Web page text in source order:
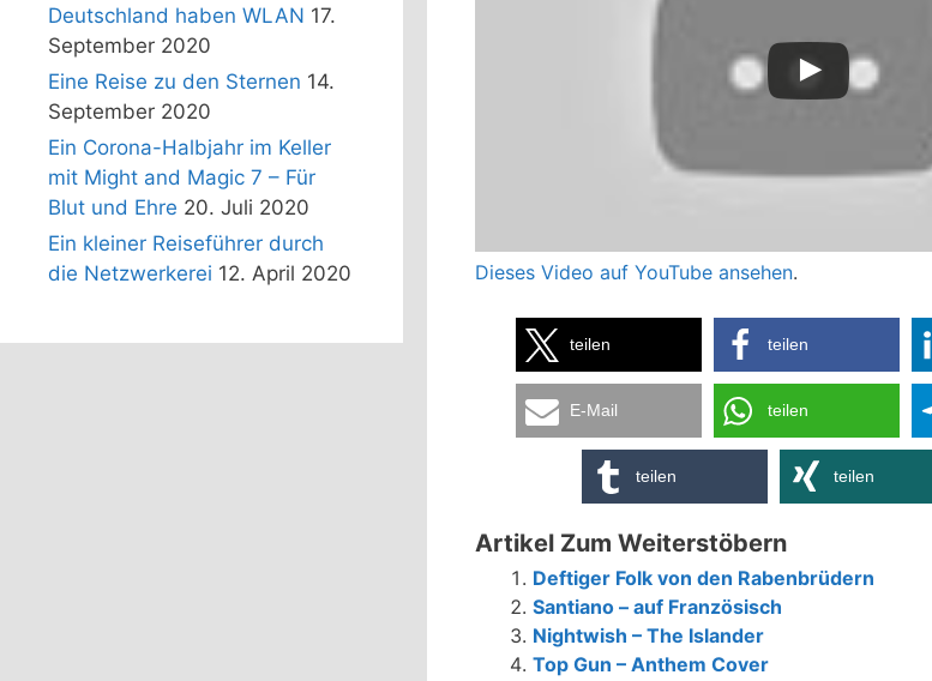
Dieses Video auf YouTube ansehen.
teilen teilen
E-Mail teilen
teilen teilen
Artikel Zum Weiterstöbern
Deftiger Folk von den Rabenbrüdern
Santiano – auf Französisch
Nightwish – The Islander
Top Gun – Anthem Cover
Deutschland haben WLAN 17.
September 2020
Eine Reise zu den Sternen 14.
September 2020
Ein Corona-Halbjahr im Keller
mit Might and Magic 7 – Für
Blut und Ehre 20. Juli 2020
Ein kleiner Reiseführer durch
die Netzwerkerei 12. April 2020